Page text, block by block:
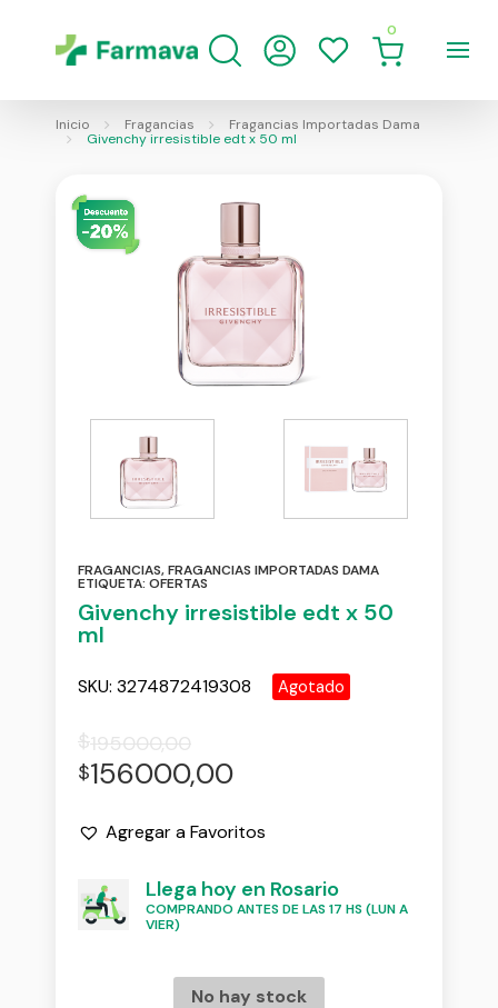
0
Inicio Fragancias
Fragancias Importadas Dama
Givenchy irresistible edt x 50 ml
FRAGANCIAS,FRAGANCIAS IMPORTADAS DAMA
ETIQUETA: OFERTAS
Givenchy irresistible edt x 50
ml
SKU: 3274872419308 Agotado
$195000,00
$156000,00
Agregar a Favoritos
Llega hoy en Rosario
COMPRANDO ANTES DE LAS 17 HS (LUN A
VIER)
No hay stock